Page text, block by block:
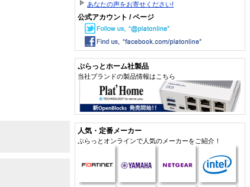
あなたの声をお寄せください!
公式アカウント / ページ
ぷらっとホーム社製品
当社ブランドの製品情報はこちら
人気・定番メーカー
ぷらっとオンラインで人気のメーカーをご紹介！